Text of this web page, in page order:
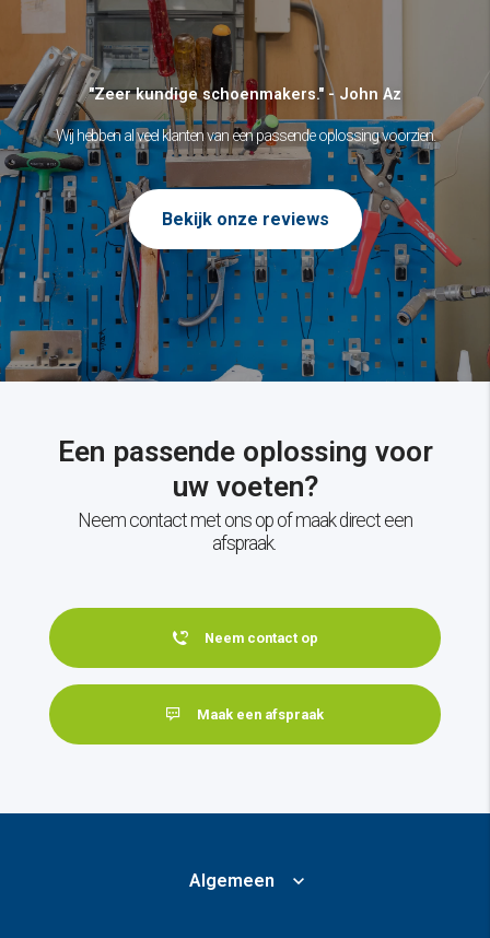
"Zeer kundige schoenmakers." - John Az
Wij hebben al veel klanten van een passende oplossing voorzien.
Bekijk onze reviews
Een passende oplossing voor
uw voeten?
Neem contact met ons op of maak direct een
afspraak.
Neem contact op
Maak een afspraak
Algemeen